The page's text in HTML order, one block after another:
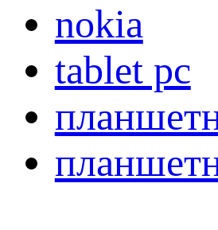
nokia
tablet pc